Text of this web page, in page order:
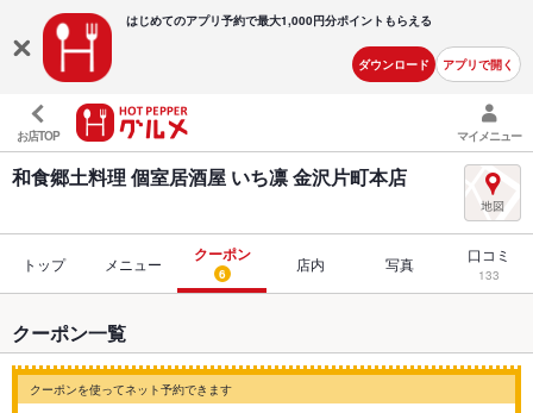
はじめてのアプリ予約で最大1,000円分ポイントもらえる
ダウンロード アプリで開く
お店TOP マイメニュー
和食郷土料理 個室居酒屋 いち凛 金沢片町本店
トップ メニュー クーポン
6 店内 写真 口コミ
133
クーポン一覧
クーポンを使ってネット予約できます